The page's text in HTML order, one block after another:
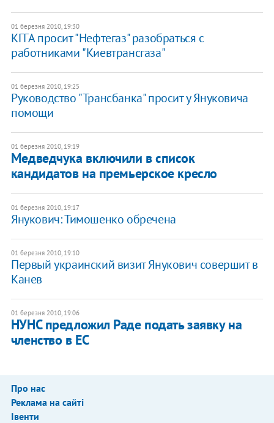
01 березня 2010, 19:30
КГГА просит "Нефтегаз" разобраться с
работниками "Киевтрансгаза"
01 березня 2010, 19:25
Руководство "Трансбанка" просит у Януковича
помощи
01 березня 2010, 19:19
Медведчука включили в список
кандидатов на премьерское кресло
01 березня 2010, 19:17
Янукович: Тимошенко обречена
01 березня 2010, 19:10
Первый украинский визит Янукович совершит в
Канев
01 березня 2010, 19:06
НУНС предложил Раде подать заявку на
членство в ЕС
Про нас
Реклама на сайті
Івенти